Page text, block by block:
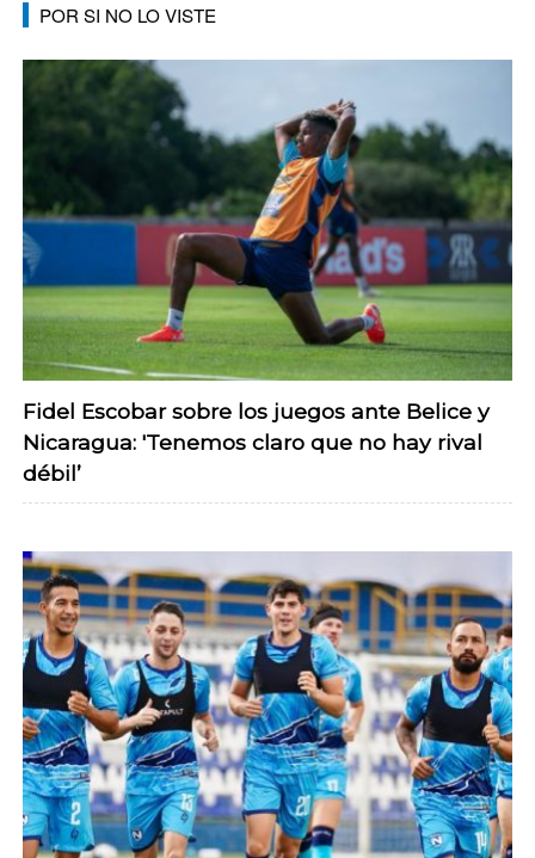
POR SI NO LO VISTE
Fidel Escobar sobre los juegos ante Belice y
Nicaragua: 'Tenemos claro que no hay rival
débil’